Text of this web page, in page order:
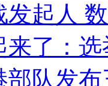
起人
了：
队发